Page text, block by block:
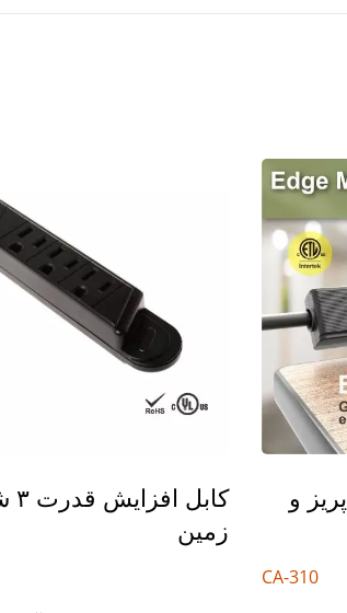
نوار برق گیره‌دار با ۳ پریز و
CA-310
زمین